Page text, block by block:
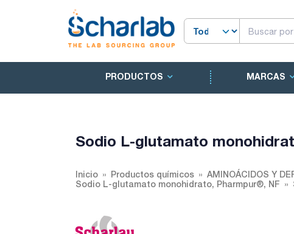
PRODUCTOS MARCAS
Sodio L-glutamato
Inicio Productos químicos
AMINOÁCIDOS Y
Sodio L-glutamato monohidrato, Pharmpur®, NF